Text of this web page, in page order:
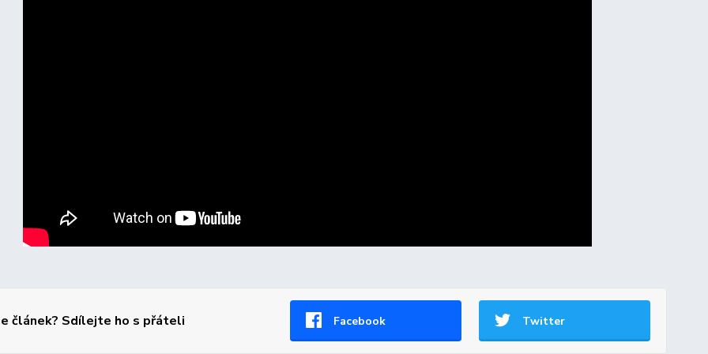
článek? Sdílejte ho s přáteli Facebook Twitter